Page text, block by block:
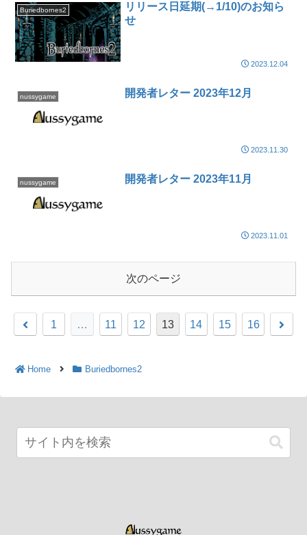
Buriedbornes2
リリース日延期(→1/10)のお知ら
せ
2023.12.04
nussygame 開発者レター 2023年12月
2023.11.30
nussygame 開発者レター 2023年11月
2023.11.01
次のページ
1 … 11 12 13 14 15 16
Home Buriedbornes2